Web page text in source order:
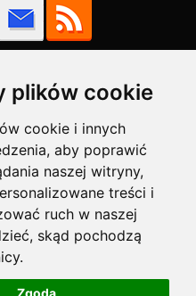
plików cookie
cookie i innych
aby poprawić
naszej witryny,
treści i
ruch w naszej
skąd pochodzą
Zgoda
obsługuje:
Nazwa miasta zaczęła
jako Warszewa, a od XV wieku
na Warszawa w XV wieku
dialektycznej.